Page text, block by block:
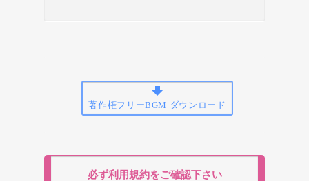
著作権フリーBGM ダウンロード
必ず利用規約をご確認下さい